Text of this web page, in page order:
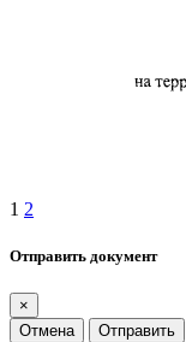
1 2
Отправить документ
×
Отмена
Отправить